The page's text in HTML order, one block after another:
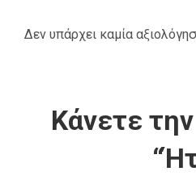
Δεν υπάρχει καμία
Κάνετε